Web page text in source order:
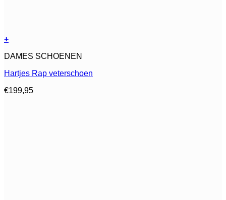
+
product
meerdere
Deze
DAMES SCHOENEN
Hartjes Rap veterschoen
€199,95